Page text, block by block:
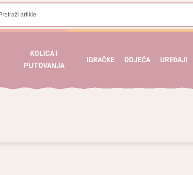
KOLICA I
PUTOVANJA
IGRAČKE ODJEĆA UREĐAJI